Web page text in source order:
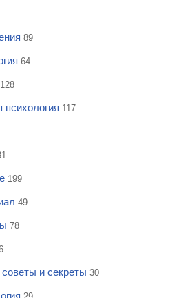
89
64
128
117
199
49
78
и секреты 30